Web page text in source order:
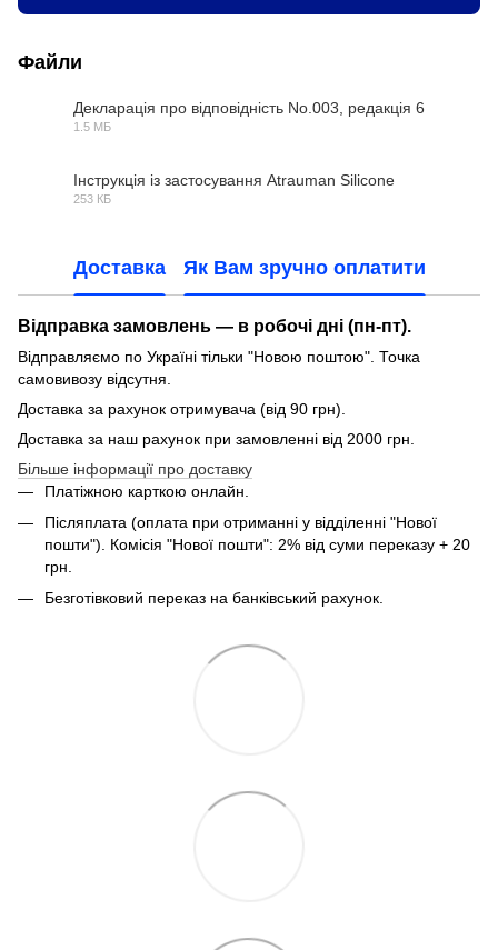
Файли
Декларація про відповідність No.003, редакція 6
1.5 МБ
Інструкція із застосування Atrauman Silicone
253 КБ
Доставка Як Вам зручно оплатити
Відправка замовлень — в робочі дні (пн-пт).
Відправляємо по Україні тільки "Новою поштою". Точка
самовивозу відсутня.
Доставка за рахунок отримувача (від 90 грн).
Доставка за наш рахунок при замовленні від 2000 грн.
Більше інформації про доставку
Платіжною карткою онлайн.
Післяплата (оплата при отриманні у відділенні "Нової
пошти"). Комісія "Нової пошти": 2% від суми переказу + 20
грн.
Безготівковий переказ на банківський рахунок.